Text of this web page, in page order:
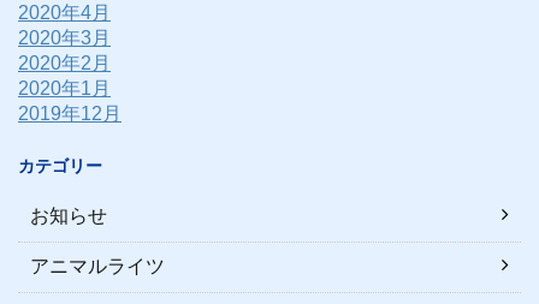
2020年4月
2020年3月
2020年2月
2020年1月
2019年12月
カテゴリー
お知らせ
アニマルライツ